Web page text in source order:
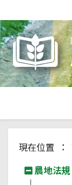
現在位置 ：
農地法規